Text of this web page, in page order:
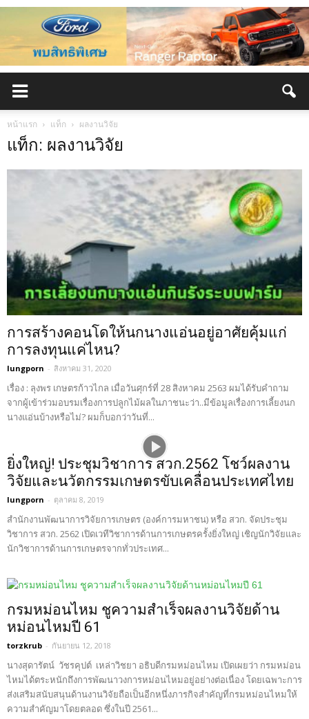
หน้าแรก แท็ก ผลงานวิจัย
แท็ก: ผลงานวิจัย
การสร้างคอนโดให้นกนางแอ่นอยู่อาศัยคุ้มแก่
การลงทุนแค่ไหน?
lungporn - สิงหาคม 31, 2020
เรื่อง : ลุงพร เกษตรก้าวไกล เมื่อวันศุกร์ที่ 28 สิงหาคม 2563 ผมได้รับคำถาม
จากผู้เข้าร่วมอบรมเรื่องการปลูกไม้ผลในภาชนะว่า..มีข้อมูลเรื่องการเลี้ยงนก
นางแอ่นบ้างหรือไม่? ผมก็บอกว่าวันที่...
ยิ่งใหญ่! ประชุมวิชาการ สวก.2562 โชว์ผลงาน
วิจัยและนวัตกรรมเกษตรขับเคลื่อนประเทศไทย
lungporn - ตุลาคม 8, 2019
สำนักงานพัฒนาการวิจัยการเกษตร (องค์การมหาชน) หรือ สวก. จัดประชุม
วิชาการ สวก. 2562 เปิดเวทีวิชาการด้านการเกษตรครั้งยิ่งใหญ่ เชิญนักวิจัยและ
นักวิชาการด้านการเกษตรจากทั่วประเทศ...
กรมหม่อนไหม ชูความสำเร็จผลงานวิจัยด้าน
หม่อนไหมปี 61
torzkrub - กันยายน 12, 2018
นางสุดารัตน์ วัชรคุปต์ เหล่าวิชยา อธิบดีกรมหม่อนไหม เปิดเผยว่า กรมหม่อน
ไหมได้ตระหนักถึงการพัฒนาวงการหม่อนไหมอยู่อย่างต่อเนื่อง โดยเฉพาะการ
ส่งเสริมสนับสนุนด้านงานวิจัยถือเป็นอีกหนึ่งภารกิจสำคัญที่กรมหม่อนไหมให้
ความสำคัญมาโดยตลอด ซึ่งในปี 2561...